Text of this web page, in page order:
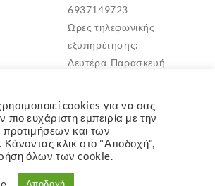
6937149723
Ώρες τηλεφωνικής
εξυπηρέτησης:
Δευτέρα-Παρασκευή
Μεταμόρφωση Αττικής
TK: 14452
cookies για να σας
ευχάριστη εμπειρία με την
και των
κλικ στο "Αποδοχή",
όλων των cookie.